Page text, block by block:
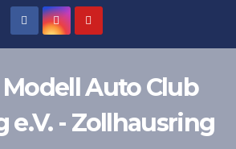
Modell Auto Club
e.V. - Zollhausring